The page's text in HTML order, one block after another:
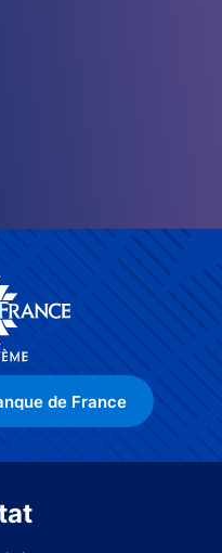
de France